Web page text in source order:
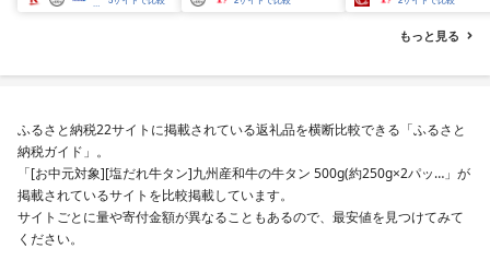
米 白米 精米 国産 限定
もっと見る
ふるさと納税22サイトに掲載されている返礼品を横断比較できる「ふるさと
納税ガイド」。
「[お中元対象][塩だれ牛タン]九州産和牛の牛タン 500g(約250g×2パッ…」が
掲載されているサイトを比較掲載しています。
サイトごとに量や寄付金額が異なることもあるので、最安値を見つけてみて
ください。